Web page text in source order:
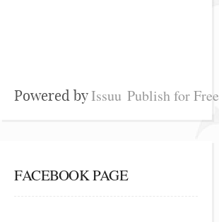
Powered byIssuu Publish for Free
FACEBOOK PAGE